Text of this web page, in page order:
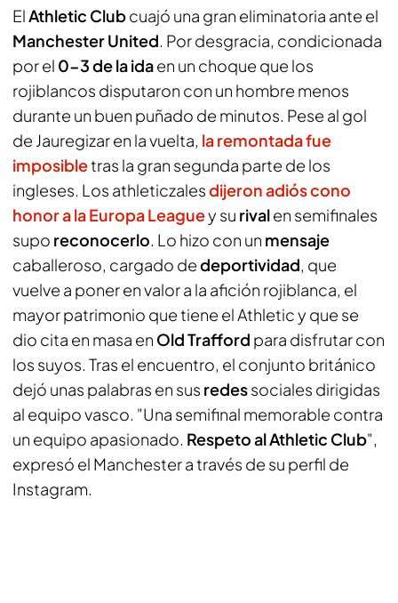
ElAthletic Clubcuajó una gran eliminatoria ante el
Manchester United. Por desgracia, condicionada
por el 0-3 de la idaen un choque que los
rojiblancos disputaron con un hombre menos
durante un buen puñado de minutos. Pese al gol
de Jauregizar en la vuelta, la remontada fue
imposibletras la gran segunda parte de los
ingleses. Los athleticzalesdijeron adiós cono
honor a la Europa Leaguey su rivalen semifinales
supo reconocerlo. Lo hizo con un mensaje
caballeroso, cargado dedeportividad, que
vuelve a poner en valor a la afición rojiblanca, el
mayor patrimonio que tiene el Athletic y que se
dio cita en masa en Old Trafford para disfrutar con
los suyos. Tras el encuentro, el conjunto británico
dejó unas palabras en sus redessociales dirigidas
al equipo vasco. "Una semifinal memorable contra
un equipo apasionado. Respeto al Athletic Club",
expresó el Manchester a través de su perfil de
Instagram.